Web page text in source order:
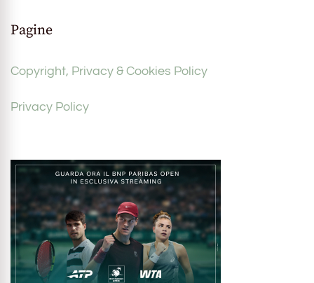
Pagine
Copyright, Privacy & Cookies Policy
Privacy Policy